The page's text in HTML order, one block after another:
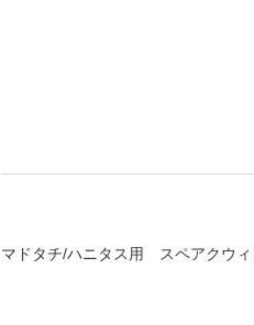
マドタチ/ハニタス用 スペアクウィ